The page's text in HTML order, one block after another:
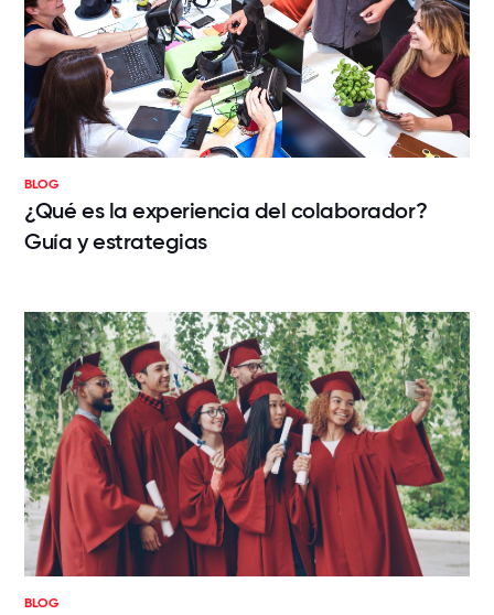
BLOG
¿Qué es la experiencia del colaborador?
Guía y estrategias
BLOG